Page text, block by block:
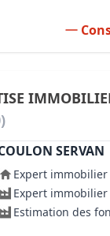
SERVAN
Expert
Expert
Estimation des